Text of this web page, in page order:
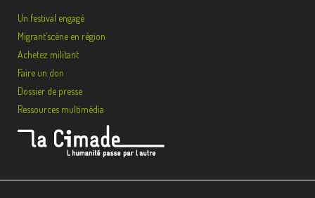
Un festival engagé
Migrant’scène en région
Achetez militant
Faire un don
Dossier de presse
Ressources multimédia